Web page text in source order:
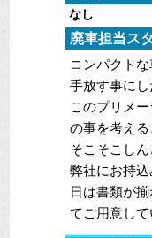
なし
廃車担当ス
コンパクト
手放す事にし
このプリメ
の事を考え
そこそこしん
弊社にお持
日は書類が
てご用意して